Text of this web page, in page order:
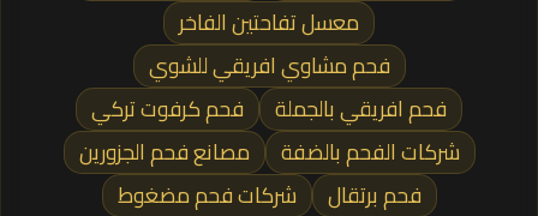
معسل تفاحتين الفاخر
فحم مشاوي افريقي للشوي
فحم افريقي بالجملة
فحم كرفوت تركي
شركات الفحم بالضفة
مصانع فحم الجزورين
فحم برتقال
شركات فحم مضغوط